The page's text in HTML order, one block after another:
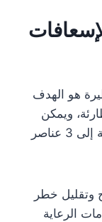
هو الهدف
ويمكن
تلخيص الأهمية الرئيسية الإسعافات الأولية إلى 3 عناصر
وتقليل خطر
الرعاية